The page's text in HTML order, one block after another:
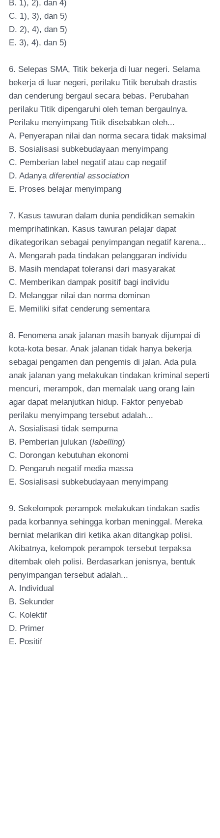
B. 1), 2), dan 4)
C. 1), 3), dan 5)
D. 2), 4), dan 5)
E. 3), 4), dan 5)
6. Selepas SMA, Titik bekerja di luar negeri. Selama
bekerja di luar negeri, perilaku Titik berubah drastis
dan cenderung bergaul secara bebas. Perubahan
perilaku Titik dipengaruhi oleh teman bergaulnya.
Perilaku menyimpang Titik disebabkan oleh...
A. Penyerapan nilai dan norma secara tidak maksimal
B. Sosialisasi subkebudayaan menyimpang
C. Pemberian label negatif atau cap negatif
D. Adanya diferential association
E. Proses belajar menyimpang
7. Kasus tawuran dalam dunia pendidikan semakin
memprihatinkan. Kasus tawuran pelajar dapat
dikategorikan sebagai penyimpangan negatif karena...
A. Mengarah pada tindakan pelanggaran individu
B. Masih mendapat toleransi dari masyarakat
C. Memberikan dampak positif bagi individu
D. Melanggar nilai dan norma dominan
E. Memiliki sifat cenderung sementara
8. Fenomena anak jalanan masih banyak dijumpai di
kota-kota besar. Anak jalanan tidak hanya bekerja
sebagai pengamen dan pengemis di jalan. Ada pula
anak jalanan yang melakukan tindakan kriminal seperti
mencuri, merampok, dan memalak uang orang lain
agar dapat melanjutkan hidup. Faktor penyebab
perilaku menyimpang tersebut adalah...
A. Sosialisasi tidak sempurna
B. Pemberian julukan (labelling)
C. Dorongan kebutuhan ekonomi
D. Pengaruh negatif media massa
E. Sosialisasi subkebudayaan menyimpang
9. Sekelompok perampok melakukan tindakan sadis
pada korbannya sehingga korban meninggal. Mereka
berniat melarikan diri ketika akan ditangkap polisi.
Akibatnya, kelompok perampok tersebut terpaksa
ditembak oleh polisi. Berdasarkan jenisnya, bentuk
penyimpangan tersebut adalah...
A. Individual
B. Sekunder
C. Kolektif
D. Primer
E. Positif